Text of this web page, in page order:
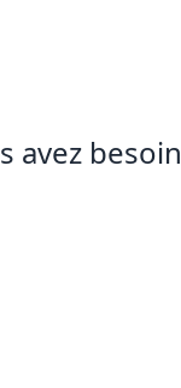
avez besoin